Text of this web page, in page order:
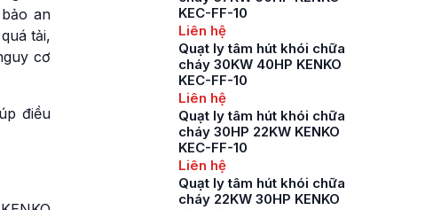
an
tải,
cơ
điều
KEC-FF-10
Liên hệ
Quạt ly tâm hút khói chữa
cháy 30KW 40HP KENKO
KEC-FF-10
Liên hệ
Quạt ly tâm hút khói chữa
cháy 30HP 22KW KENKO
KEC-FF-10
Liên hệ
Quạt ly tâm hút khói chữa
cháy 22KW 30HP KENKO